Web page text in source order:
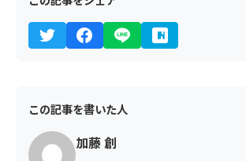
この記事を書いた人
加藤 創